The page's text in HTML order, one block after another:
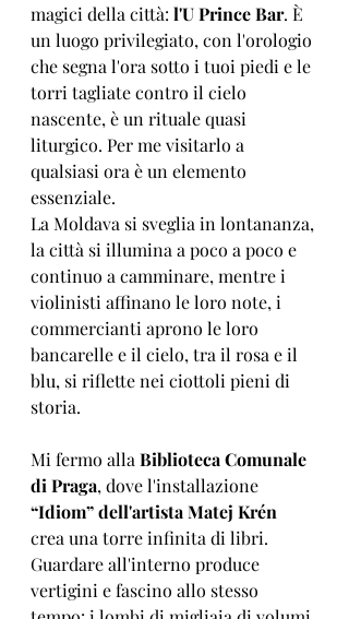
magici della città: l'U Prince Bar. È
un luogo privilegiato, con l'orologio
che segna l'ora sotto i tuoi piedi e le
torri tagliate contro il cielo
nascente, è un rituale quasi
liturgico. Per me visitarlo a
qualsiasi ora è un elemento
essenziale.
La Moldava si sveglia in lontananza,
la città si illumina a poco a poco e
continuo a camminare, mentre i
violinisti affinano le loro note, i
commercianti aprono le loro
bancarelle e il cielo, tra il rosa e il
blu, si riflette nei ciottoli pieni di
storia.
Mi fermo alla Biblioteca Comunale
di Praga, dove l'installazione
“Idiom” dell'artista Matej Krén
crea una torre infinita di libri.
Guardare all'interno produce
vertigini e fascino allo stesso